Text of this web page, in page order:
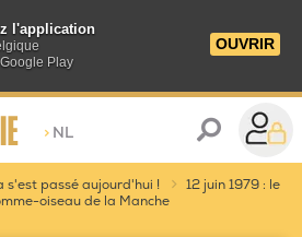
l'application
Play
OUVRIR
> NL
s'est passé aujourd'hui !
12 juin 1979 : le
oiseau de la Manche